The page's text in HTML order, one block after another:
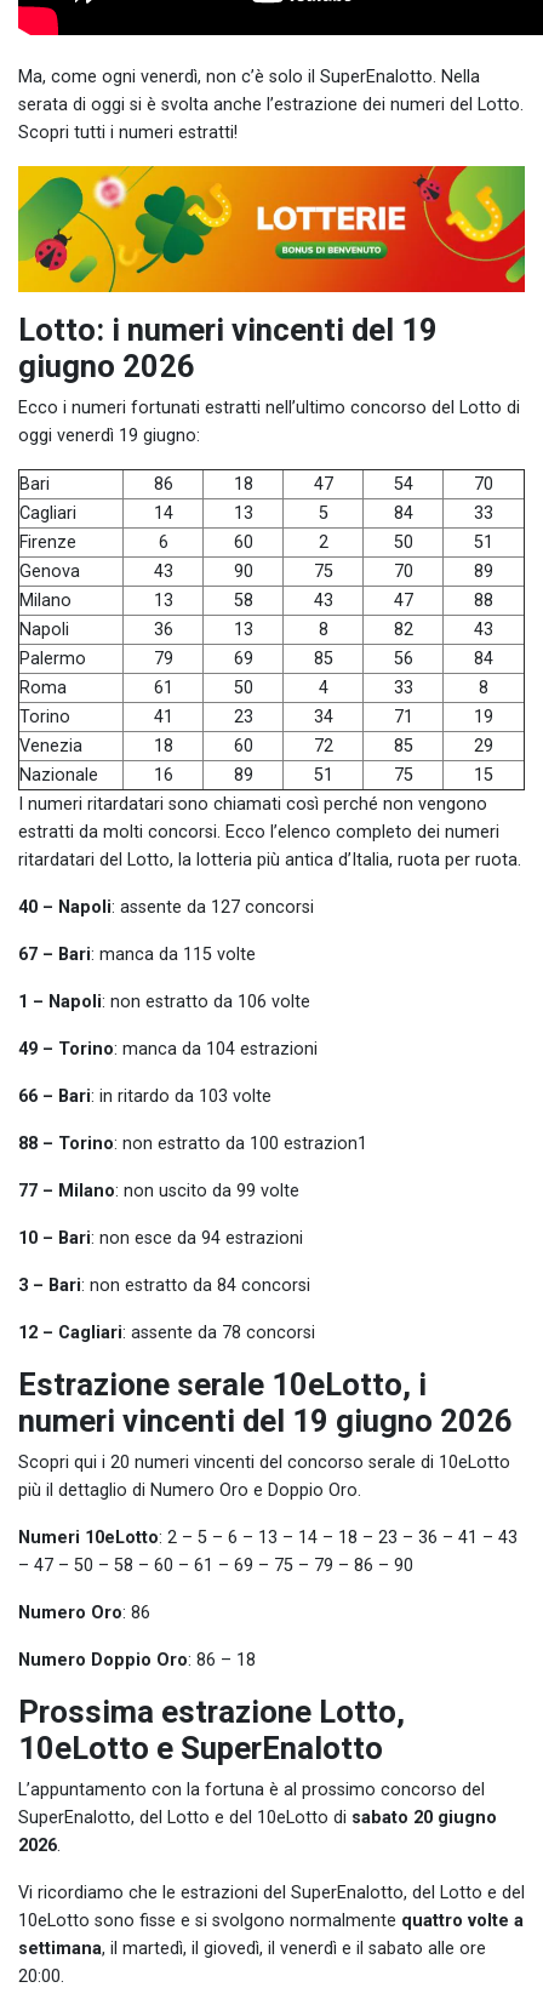
Ma, come ogni venerdì, non c’è solo il SuperEnalotto. Nella
serata di oggi si è svolta anche l’estrazione dei numeri del Lotto.
Scopri tutti i numeri estratti!
Lotto: i numeri vincenti del 19
giugno 2026
Ecco i numeri fortunati estratti nell’ultimo concorso del Lotto di
oggi venerdì 19 giugno:
Bari 86 18 47 54
70
Cagliari
14 13 5 84
33
Firenze
6 60 2 50
51
Genova
43 90 75 70
89
Milano
13 58 43 47
88
Napoli
36 13 8 82
43
Palermo
79 69 85 56
84
Roma
61 50 4 33
8
Torino
41 23 34 71
19
Venezia
18 60 72 85
29
Nazionale
16 89 51 75
15
I numeri ritardatari sono chiamati così perché non vengono
estratti da molti concorsi. Ecco l’elenco completo dei numeri
ritardatari del Lotto, la lotteria più antica d’Italia, ruota per ruota.
40 – Napoli: assente da 127 concorsi
67 – Bari: manca da 115 volte
1 – Napoli: non estratto da 106 volte
49 – Torino: manca da 104 estrazioni
66 – Bari: in ritardo da 103 volte
88 – Torino: non estratto da 100 estrazion1
77 – Milano: non uscito da 99 volte
10 – Bari: non esce da 94 estrazioni
3 – Bari: non estratto da 84 concorsi
12 – Cagliari: assente da 78 concorsi
Estrazione serale 10eLotto, i
numeri vincenti del 19 giugno 2026
Scopri qui i 20 numeri vincenti del concorso serale di 10eLotto
più il dettaglio di Numero Oro e Doppio Oro.
Numeri 10eLotto: 2 – 5 – 6 – 13 – 14 – 18 – 23 – 36 – 41 – 43
– 47 – 50 – 58 – 60 – 61 – 69 – 75 – 79 – 86 – 90
Numero Oro: 86
Numero Doppio Oro: 86 – 18
Prossima estrazione Lotto,
10eLotto e SuperEnalotto
L’appuntamento con la fortuna è al prossimo concorso del
SuperEnalotto, del Lotto e del 10eLotto di sabato 20 giugno
2026.
Vi ricordiamo che le estrazioni del SuperEnalotto, del Lotto e del
10eLotto sono fisse e si svolgono normalmente quattro volte a
settimana, il martedì, il giovedì, il venerdì e il sabato alle ore
20:00.